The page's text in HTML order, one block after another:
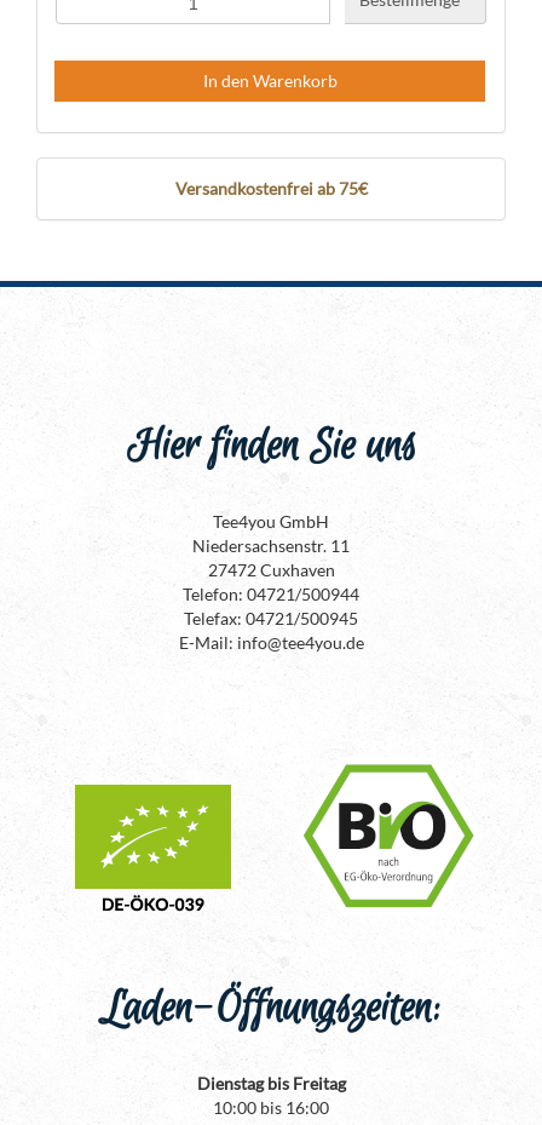
In den Warenkorb
Versandkostenfrei ab 75€
Hier finden Sie uns
Tee4you GmbH
Niedersachsenstr. 11
27472 Cuxhaven
Telefon: 04721/500944
Telefax: 04721/500945
E-Mail: info@tee4you.de
Laden-Öffnungszeiten:
Dienstag bis Freitag
10:00 bis 16:00